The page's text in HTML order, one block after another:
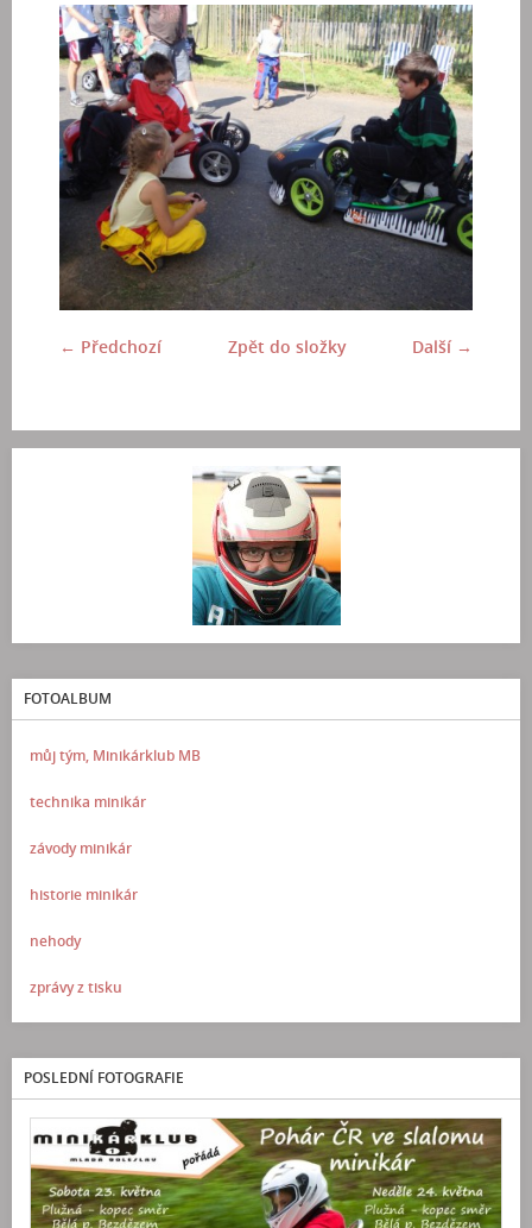
← Předchozí Další →
Zpět do složky
FOTOALBUM
můj tým, Minikárklub MB
technika minikár
závody minikár
historie minikár
nehody
zprávy z tisku
POSLEDNÍ FOTOGRAFIE